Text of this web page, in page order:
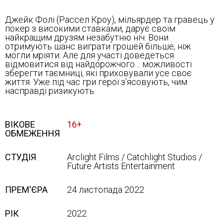
Джейк Фолі (Рассел Кроу), мільярдер та гравець у
покер з високими ставками, дарує своїм
найкращим друзям незабутню ніч. Вони
отримують шанс виграти грошей більше, ніж
могли мріяти. Але для участі доведеться
відмовитися від найдорожчого… можливості
зберегти таємниці, які приховували усе своє
життя. Уже під час гри герої з’ясовують, чим
насправді ризикують.
ВІКОВЕ
ОБМЕЖЕННЯ
16+
СТУДІЯ
Arclight Films / Catchlight Studios /
Future Artists Entertainment
ПРЕМ'ЄРА 24 листопада 2022
РІК 2022